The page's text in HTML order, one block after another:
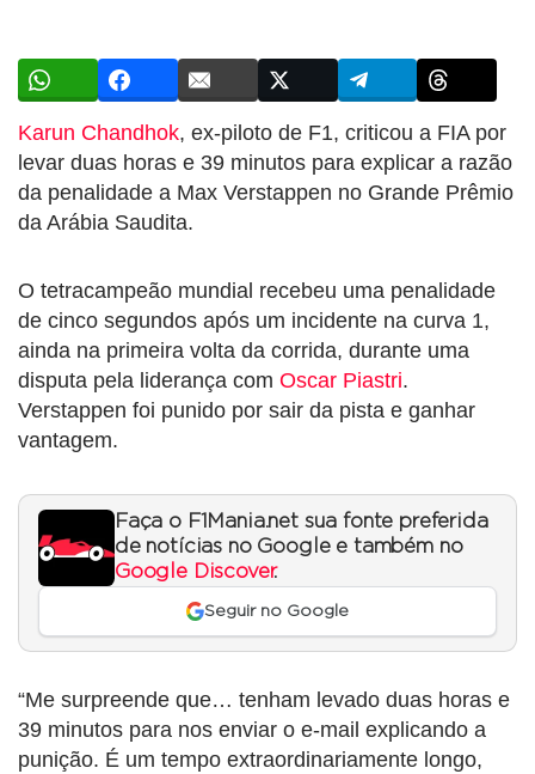
Karun Chandhok, ex-piloto de F1, criticou a FIA por
levar duas horas e 39 minutos para explicar a razão
da penalidade a Max Verstappen no Grande Prêmio
da Arábia Saudita.
O tetracampeão mundial recebeu uma penalidade
de cinco segundos após um incidente na curva 1,
ainda na primeira volta da corrida, durante uma
disputa pela liderança com Oscar Piastri.
Verstappen foi punido por sair da pista e ganhar
vantagem.
Faça o F1Mania.net sua fonte preferida
de notícias no Google e também no
Google Discover.
Seguir no Google
“Me surpreende que… tenham levado duas horas e
39 minutos para nos enviar o e-mail explicando a
punição. É um tempo extraordinariamente longo,